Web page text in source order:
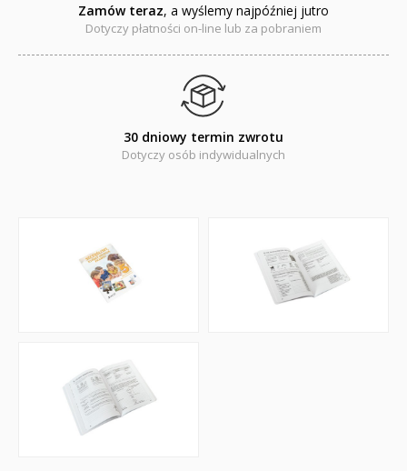
Emocje i wartości
Kreatywne zabawy
Książki religijne dla dzieci
PROMOCJA ZESTAWY STARTOWE KAKADU
WYPRZEDAŻ
Zamów teraz, a wyślemy najpóźniej jutro
Dotyczy płatności on-line lub za pobraniem
30 dniowy termin zwrotu
Dotyczy osób indywidualnych